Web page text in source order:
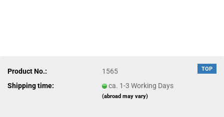
TOP
Product No.:
1565
Shipping time:
ca. 1-3 Working Days
(abroad may vary)